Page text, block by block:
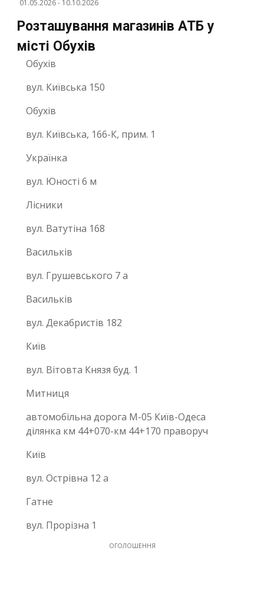
01.05.2026- 10.10.2026
Розташування магазинів АТБ у
місті Обухів
Обухів
вул. Київська 150
Обухів
вул. Київська, 166-К, прим. 1
Українка
вул. Юності 6 м
Лісники
вул. Ватутіна 168
Васильків
вул. Грушевського 7 а
Васильків
вул. Декабристiв 182
Київ
вул. Вітовта Князя буд. 1
Митниця
автомобільна дорога М-05 Київ-Одеса
ділянка км 44+070-км 44+170 праворуч
Київ
вул. Острівна 12 а
Гатне
вул. Прорізна 1
ОГОЛОШЕННЯ